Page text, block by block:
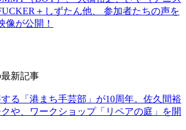
＋しずたん他、 参加者たちの声を
像が公開！
新記事
る「港まち手芸部」が10周年。佐久間裕
や、ワークショップ「リペアの庭」を開